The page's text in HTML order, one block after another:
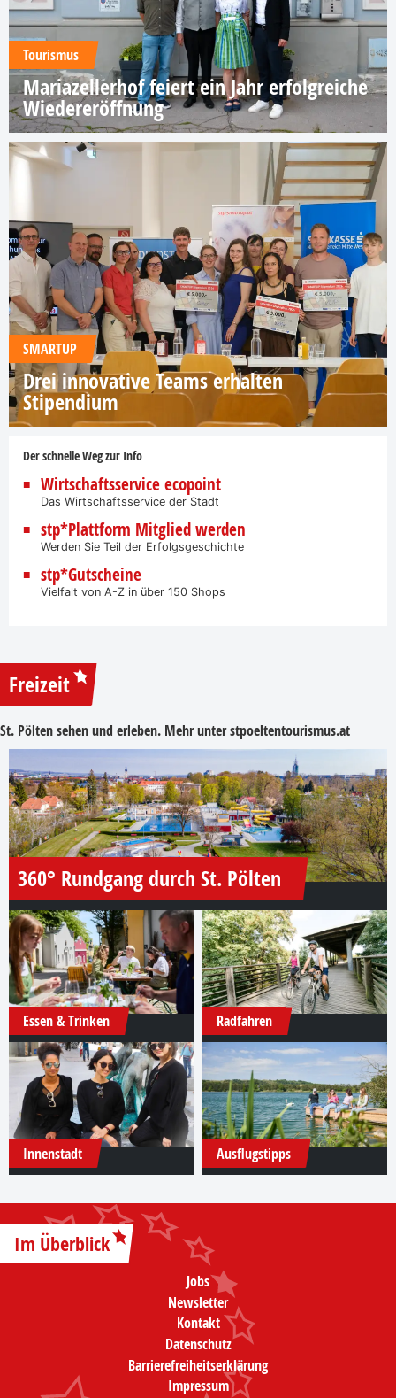
Tourismus
Mariazellerhof feiert ein Jahr erfolgreiche
Wiedereröffnung
SMARTUP
Drei innovative Teams erhalten
Stipendium
Der schnelle Weg zur Info
Wirtschaftsservice ecopoint
Das Wirtschaftsservice der Stadt
stp*Plattform Mitglied werden
Werden Sie Teil der Erfolgsgeschichte
stp*Gutscheine
Vielfalt von A-Z in über 150 Shops
Freizeit
St. Pölten sehen und erleben. Mehr unterstpoeltentourismus.at
360° Rundgang durch St. Pölten
Essen & Trinken Radfahren
Innenstadt Ausflugstipps
Im Überblick
Jobs
Newsletter
Kontakt
Datenschutz
Barrierefreiheitserklärung
Impressum